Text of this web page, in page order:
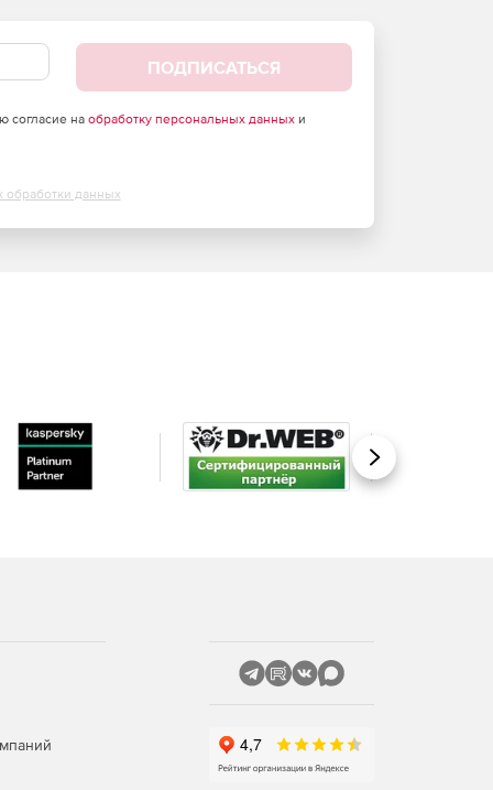
ПОДПИСАТЬСЯ
согласие на обработку персональных данныхи
обработки данных
Вперед